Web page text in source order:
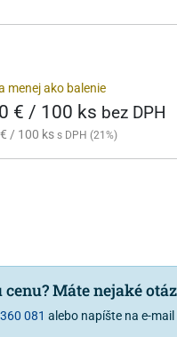
menej ako balenie
€ / 100 ks bez DPH
/ 100 ks s DPH (21%)
Máte nejaké
081 alebo napíšte na e-mail